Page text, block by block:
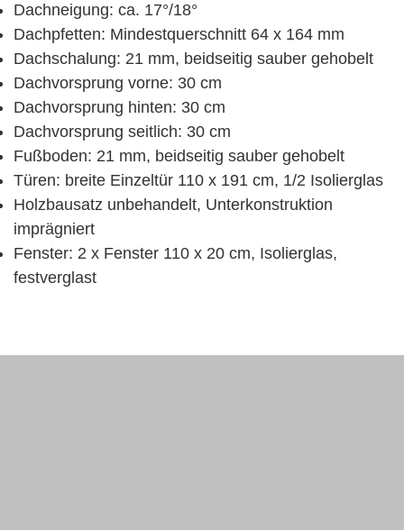
Dachneigung: ca. 17°/18°
Dachpfetten: Mindestquerschnitt 64 x 164 mm
Dachschalung: 21 mm, beidseitig sauber gehobelt
Dachvorsprung vorne: 30 cm
Dachvorsprung hinten: 30 cm
Dachvorsprung seitlich: 30 cm
Fußboden: 21 mm, beidseitig sauber gehobelt
Türen: breite Einzeltür 110 x 191 cm, 1/2 Isolierglas
Holzbausatz unbehandelt, Unterkonstruktion
imprägniert
Fenster: 2 x Fenster 110 x 20 cm, Isolierglas,
festverglast